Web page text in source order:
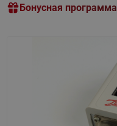
Бонусная программа